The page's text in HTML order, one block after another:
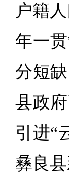
户籍
年一
分短
县政
引进“
彝良